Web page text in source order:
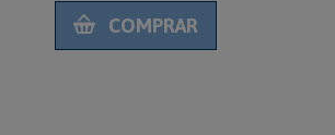
COMPRAR